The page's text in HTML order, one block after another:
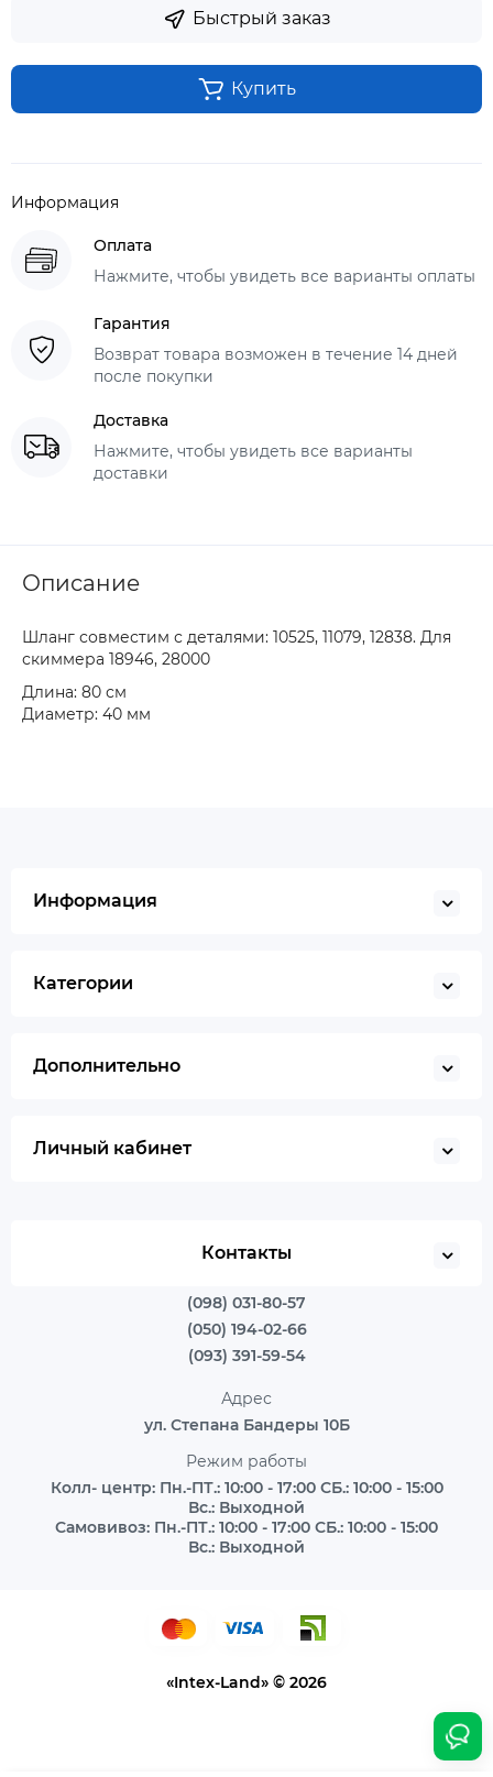
Быстрый заказ
Купить
Информация
Оплата
Нажмите, чтобы увидеть все варианты оплаты
Гарантия
Возврат товара возможен в течение 14 дней
после покупки
Доставка
Нажмите, чтобы увидеть все варианты
доставки
Описание
Шланг совместим с деталями: 10525, 11079, 12838. Для
скиммера 18946, 28000
Длина: 80 см
Диаметр: 40 мм
Информация
Категории
Дополнительно
Личный кабинет
Контакты
(098) 031-80-57
(050) 194-02-66
(093) 391-59-54
Адрес
ул. Степана Бандеры 10Б
Режим работы
Колл- центр: Пн.-ПТ.: 10:00 - 17:00 СБ.: 10:00 - 15:00
Вс.: Выходной
Самовивоз: Пн.-ПТ.: 10:00 - 17:00 СБ.: 10:00 - 15:00
Вс.: Выходной
«Intex-Land» © 2026